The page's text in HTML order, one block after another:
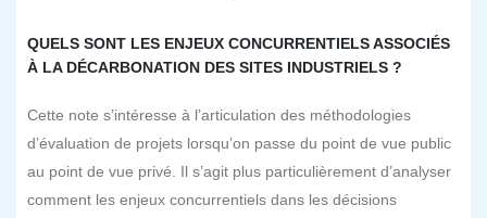
QUELS SONT LES ENJEUX CONCURRENTIELS ASSOCIÉS
À LA DÉCARBONATION DES SITES INDUSTRIELS ?
Cette note s’intéresse à l’articulation des méthodologies
d’évaluation de projets lorsqu’on passe du point de vue public
au point de vue privé. Il s’agit plus particulièrement d’analyser
comment les enjeux concurrentiels dans les décisions